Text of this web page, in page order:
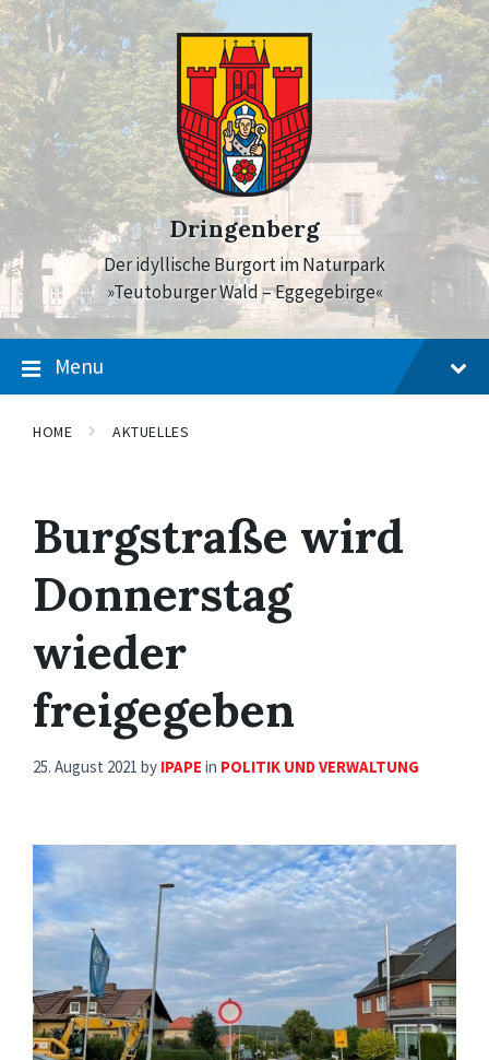
Skip
to
content
Skip
to
main
navigation
Skip
to
footer
Dringenberg
Der idyllische Burgort im Naturpark
»Teutoburger Wald – Eggegebirge«
Menu
HOME AKTUELLES
Burgstraße wird
Donnerstag
wieder
freigegeben
25. August 2021 by IPAPE in POLITIK UND VERWALTUNG